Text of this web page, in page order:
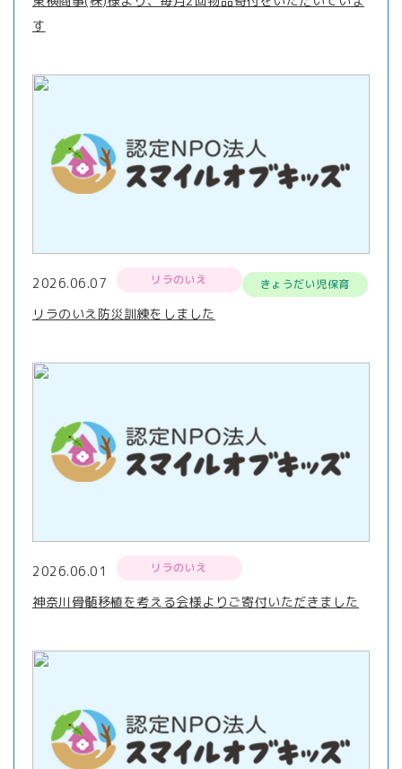
す
2026.06.07 リラのいえ きょうだい児保育
リラのいえ防災訓練をしました
2026.06.01 リラのいえ
神奈川骨髄移植を考える会様よりご寄付いただきました